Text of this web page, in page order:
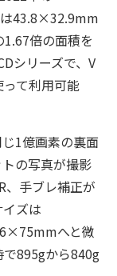
は43.8×32.9mm
倍の面積を
シリーズで、V
て利用可能
1億画素の裏面
の写真が撮影
、手ブレ補正が
ズは
へと微
895gから840g